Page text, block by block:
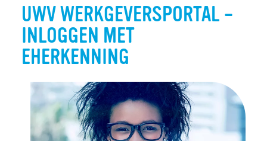
UWV WERKGEVERSPORTAL –
INLOGGEN MET
EHERKENNING